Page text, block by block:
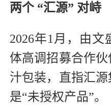
两个 “汇源” 对峙
2026年1月，由文
体高调招募合作
汁包装，直指汇
是“未授权产品”。